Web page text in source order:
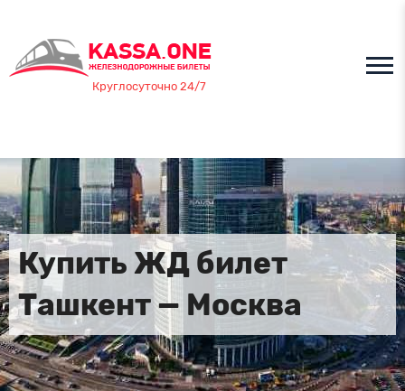
Круглосуточно 24/7
Купить ЖД билет
Ташкент — Москва